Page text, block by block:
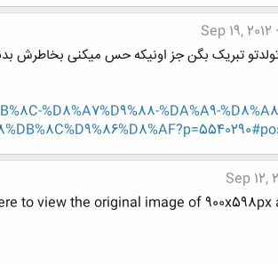
Sep 19, 2012
تبریک بگن جز اونیکه حس میکنی بخاطرش
%D8%A7%D9%88-%DA%A9-
Sep 12,
to view the original image of 900x598px